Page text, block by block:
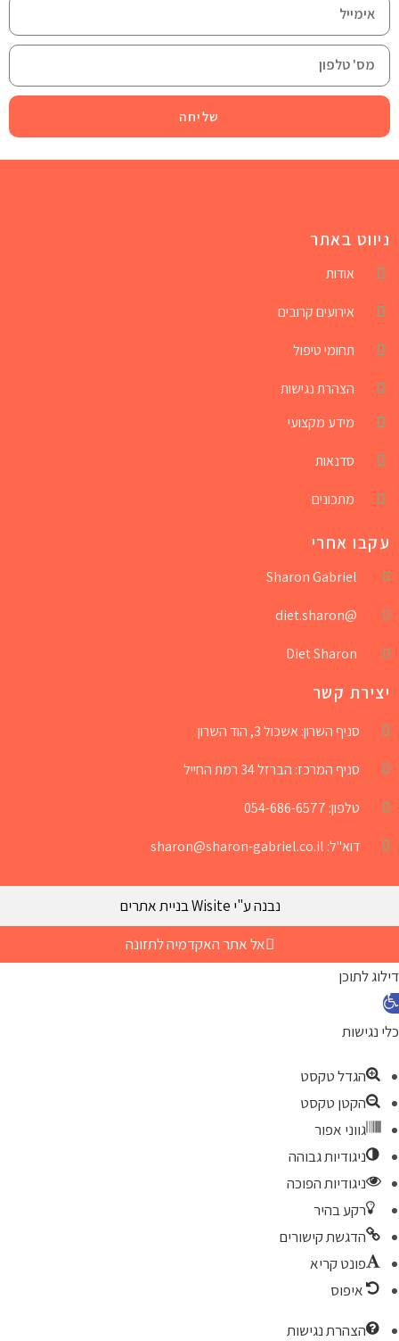
שליחה
ניווט באתר
אודות
אירועים קרובים
תחומי טיפול
הצהרת נגישות
מידע מקצועי
סדנאות
מתכונים
עקבו אחרי
Sharon Gabriel
@diet.sharon
Diet Sharon
יצירת קשר
סניף השרון: אשכול 3, הוד השרון
סניף המרכז: הברזל 34 רמת החייל
טלפון: 054-686-6577
דוא"ל: sharon@sharon-gabriel.co.il
נבנה ע"י Wisite בניית אתרים
אל אתר האקדמיה לתזונה
דילוג לתוכן
פ
ת
ג
י
ש
כלי נגישות
הגדל טקסט
הקטן טקסט
גווני אפור
ניגודיות גבוהה
ניגודיות הפוכה
רקע בהיר
הדגשת קישורים
פונט קריא
איפוס
הצהרת נגישות